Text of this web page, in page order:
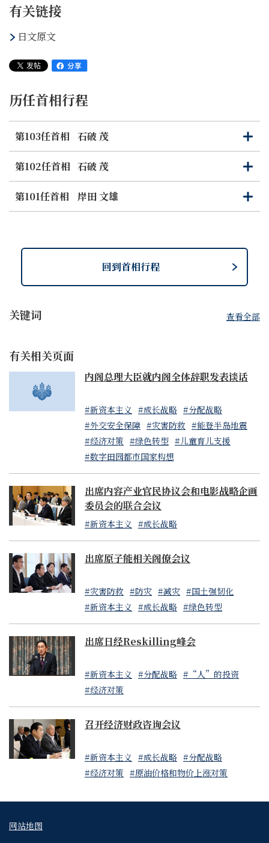
有关链接
日文原文
历任首相行程
第103任首相 石破 茂
打
开
关
闭
第102任首相 石破 茂
打
开
关
闭
第101任首相
岸田 文雄
打
开
关
闭
关键词 查看全部
有关相关页面
内阁总理大臣就内阁全体辞职发表谈话
#新资本主义 #成长战略 #分配战略
#外交安全保障 #灾害防救 #能登半岛地震
#经济对策 #绿色转型 #儿童育儿支援
#数字田园都市国家构想
出席内容产业官民协议会和电影战略企画
委员会的联合会议
#新资本主义 #成长战略
出席原子能相关阁僚会议
#灾害防救 #防灾 #减灾 #国土强韧化
#新资本主义 #成长战略 #绿色转型
出席日经Reskilling峰会
#新资本主义 #分配战略 #“人”的投资
#经济对策
召开经济财政咨询会议
#新资本主义 #成长战略 #分配战略
#经济对策 #原油价格和物价上涨对策
回到首相行程
网站地图